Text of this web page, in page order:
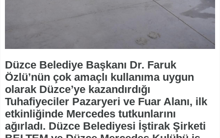
Düzce Belediye Başkanı Dr. Faruk
Özlü’nün çok amaçlı kullanıma uygun
olarak Düzce’ye kazandırdığı
Tuhafiyeciler Pazaryeri ve Fuar Alanı, ilk
etkinliğinde Mercedes tutkunlarını
ağırladı. Düzce Belediyesi İştirak Şirketi